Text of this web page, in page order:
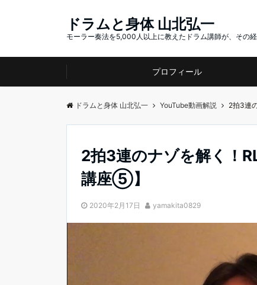
ドラムと身体 山北弘一
モーラー奏法を5,000人以上に教えたドラム講師が、その
プロフィール
ドラムと身体 山北弘一 YouTube動画解説 2拍3連
2拍3連のナゾを解く！
講座⑤】
2020年2月17日 yamakita0829